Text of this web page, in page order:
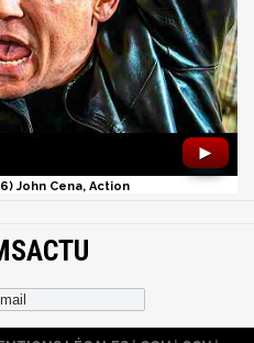
►
John Cena, Action